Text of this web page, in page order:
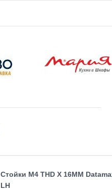
Стойки M4 THD X 16MM
LH